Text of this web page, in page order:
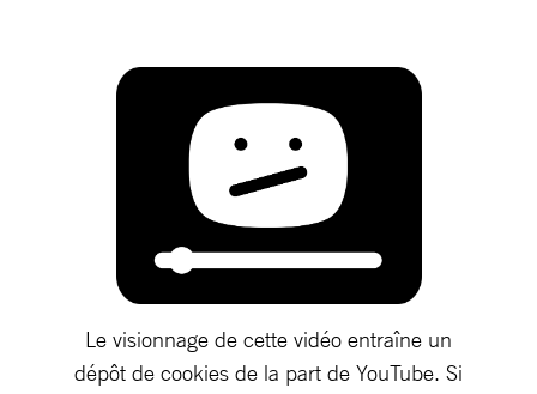
Le visionnage de cette vidéo entraîne un
dépôt de cookies de la part de YouTube. Si